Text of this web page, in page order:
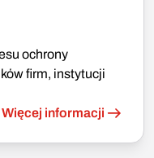
ochrony
firm, instytucji
Więcej informacji